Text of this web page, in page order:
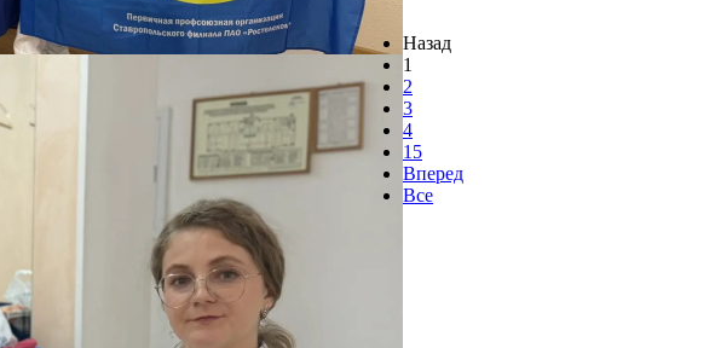
Назад
1
2
3
4
15
Вперед
Все